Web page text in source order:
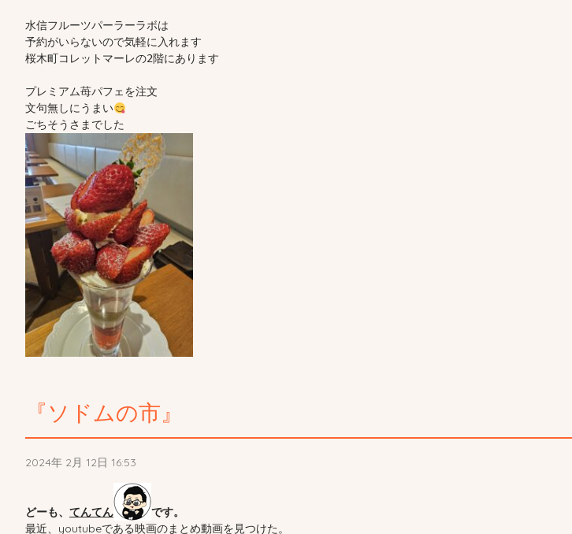
水信フルーツパーラーラボは
予約がいらないので気軽に入れます
桜木町コレットマーレの2階にあります
プレミアム苺パフェを注文
文句無しにうまい
『ソドムの市』
2024年 2月 12日 16:53
どーも、 てんてん
です。
最近、youtubeである映画のまとめ動画を見つけた。